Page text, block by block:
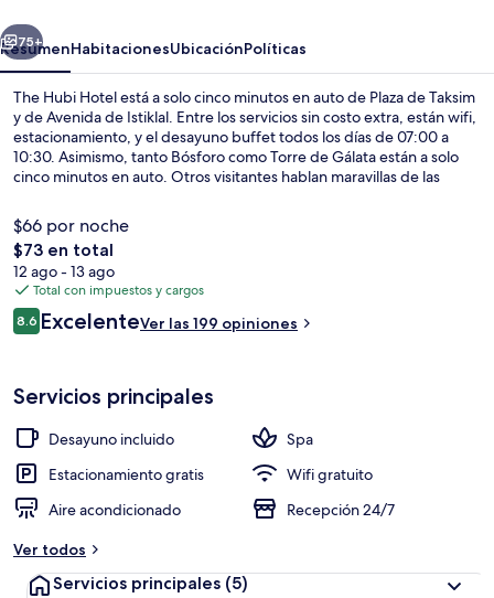
Siguiente
75+
ResumenHabitacionesUbicaciónPolíticas
The Hubi Hotel está a solo cinco minutos en auto de Plaza de Taksim
y de Avenida de Istiklal. Entre los servicios sin costo extra, están wifi,
estacionamiento, y el desayuno buffet todos los días de 07:00 a
10:30. Asimismo, tanto Bósforo como Torre de Gálata están a solo
cinco minutos en auto. Otros visitantes hablan maravillas de las
opciones de transporte público a una corta distancia a pie: Estación
de teleférico de Taşkışla está a 13 minutos y Estación de metro
Osmanbey está a 13 minutos.
$66 por noche
El
precio
total
es
de
$73 en total
12 ago - 13 ago
Total con impuestos y cargos
Opiniones
8.68.6 de 10,
ExcelenteVer las 199 opiniones
Servicios principales
Desayuno incluido
Spa
Estacionamiento gratis
Wifi gratuito
Aire acondicionado
Recepción 24/7
Ver todos
Servicios principales (5)